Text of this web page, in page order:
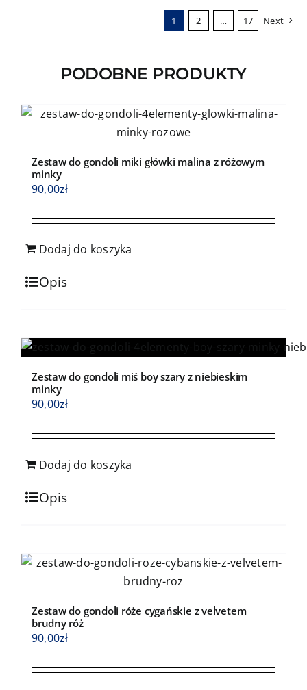
produktu
1 2 … 17 Next
PODOBNE PRODUKTY
Zestaw do gondoli miki główki malina z różowym
minky
90,00zł
Dodaj do koszyka
Opis
Zestaw do gondoli miś boy szary z niebieskim
minky
90,00zł
Dodaj do koszyka
Opis
Zestaw do gondoli róże cygańskie z velvetem
brudny róż
90,00zł